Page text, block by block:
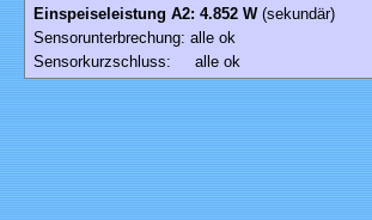
Einspeiseleistung A2: 4.852 W(sekundär)
Sensorunterbrechung: alle ok
Sensorkurzschluss: alle ok